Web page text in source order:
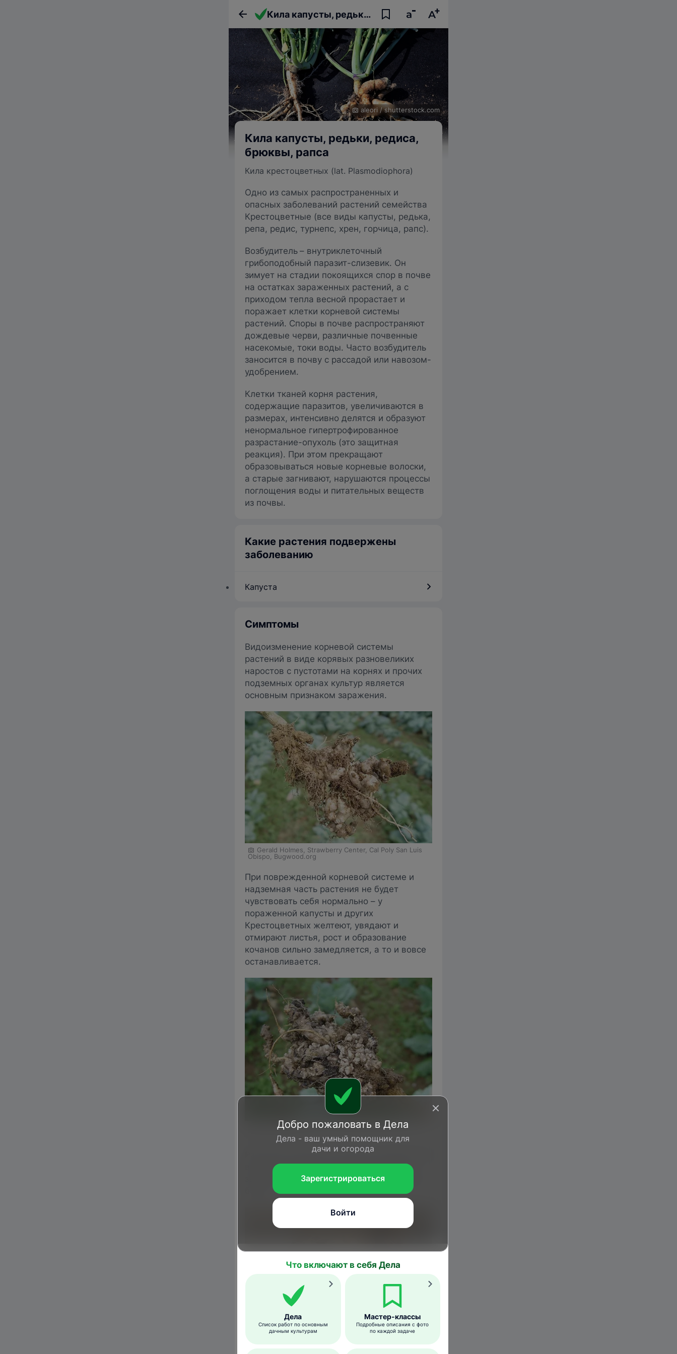
Кила капусты, редьки, редиса, брюквы, рапса
aleori /shutterstock.com
Кила капусты, редьки, редиса,
брюквы, рапса
Кила крестоцветных (lat. Plasmodiophora)
Одно из самых распространенных и
опасных заболеваний растений семейства
Крестоцветные (все виды капусты, редька,
репа, редис, турнепс, хрен, горчица, рапс).
Возбудитель – внутриклеточный
грибоподобный паразит-слизевик. Он
зимует на стадии покоящихся спор в почве
на остатках зараженных растений, а с
приходом тепла весной прорастает и
поражает клетки корневой системы
растений. Споры в почве распространяют
дождевые черви, различные почвенные
насекомые, токи воды. Часто возбудитель
заносится в почву с рассадой или навозом-
удобрением.
Клетки тканей корня растения,
содержащие паразитов, увеличиваются в
размерах, интенсивно делятся и образуют
ненормальное гипертрофированное
разрастание-опухоль (это защитная
реакция). При этом прекращают
образовываться новые корневые волоски,
а старые загнивают, нарушаются процессы
поглощения воды и питательных веществ
из почвы.
Какие растения подвержены
заболеванию
Капуста
Симптомы
Видоизменение корневой системы
растений в виде корявых разновеликих
наростов с пустотами на корнях и прочих
подземных органах культур является
основным признаком заражения.
Gerald Holmes, Strawberry Center, Cal Poly San Luis
Obispo, Bugwood.org
При поврежденной корневой системе и
надземная часть растения не будет
чувствовать себя нормально – у
пораженной капусты и других
Крестоцветных желтеют, увядают и
отмирают листья, рост и образование
кочанов сильно замедляется, а то и вовсе
останавливается.
Gerald Holmes, Strawberry Center, Cal Poly San Luis
Obispo, Bugwood.org
Растение постепенно усыхает целиком или
вообще погибает – потери урожая при
заражении килой могут составлять 30% и
Добро пожаловать в Дела
Дела - ваш умный помощник для
дачи и огорода
Зарегистрироваться
Войти
Что включают в себя Дела
Дела
Список работ по основным
дачным культурам
Мастер-классы
Подробные описания с фото
по каждой задаче